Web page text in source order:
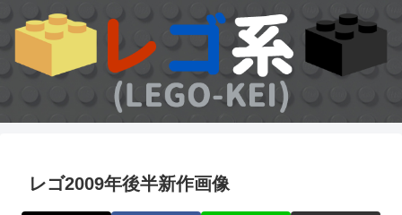
レゴ2009年後半新作画像